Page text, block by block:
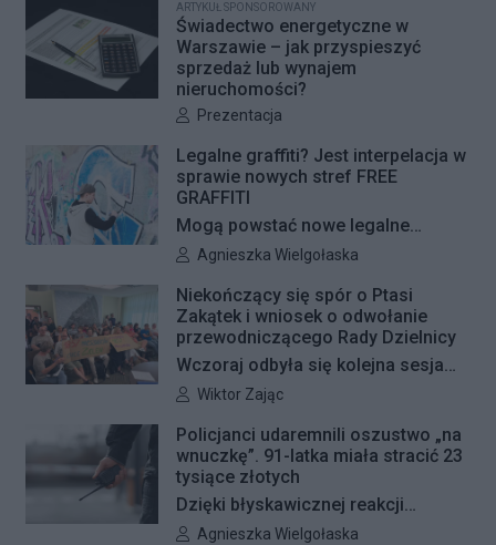
remonty infrastruktury dla pieszych
i rowerzystów. Oferty w
przetargach zostały już otwarte, a
jeśli wszystko przebiegnie zgodnie
z planem, nowe nawierzchnie
pojawią się jeszcze w tym roku.
ARTYKUŁ SPONSOROWANY
Świadectwo energetyczne w
Warszawie – jak przyspieszyć
sprzedaż lub wynajem
nieruchomości?
Autor artykułu:
Prezentacja
Legalne graffiti? Jest interpelacja w
sprawie nowych stref FREE
GRAFFITI
Mogą powstać nowe legalne
miejsca do wykonywania graffiti.
interpelację, w której proponuje
wyznaczenie kolejnych stref FREE
GRAFFITI we współpracy z
Zarządem Dróg Miejskich.
Autor artykułu:
Agnieszka Wielgołaska
Niekończący się spór o Ptasi
Zakątek i wniosek o odwołanie
przewodniczącego Rady Dzielnicy
Wczoraj odbyła się kolejna sesja
poświęcona procedowaniu
Rady Dzielnicy Żoliborz w sprawie
zaniechania budowy zespołu
przedszkolno-żłobkowego przy ul.
Ficowskiego. Po blisko pięciu
Autor artykułu:
Wiktor Zając
Policjanci udaremnili oszustwo „na
wnuczkę”. 91-latka miała stracić 23
tysiące złotych
Dzięki błyskawicznej reakcji
kryminalnych 91-letnia mieszkanka
Autor artykułu:
Agnieszka Wielgołaska